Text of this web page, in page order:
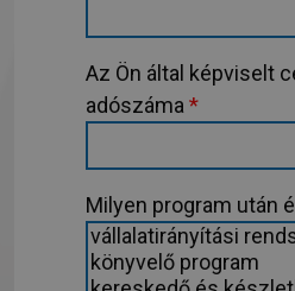
Az Ön által képviselt
adószáma *
Milyen program után